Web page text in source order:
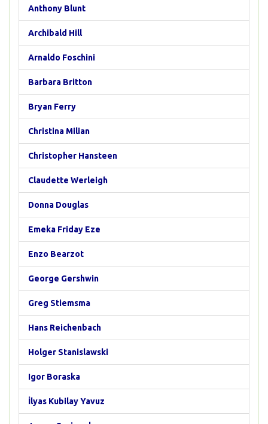
Anthony Blunt
Archibald Hill
Arnaldo Foschini
Barbara Britton
Bryan Ferry
Christina Milian
Christopher Hansteen
Claudette Werleigh
Donna Douglas
Emeka Friday Eze
Enzo Bearzot
George Gershwin
Greg Stiemsma
Hans Reichenbach
Holger Stanislawski
Igor Boraska
İlyas Kubilay Yavuz